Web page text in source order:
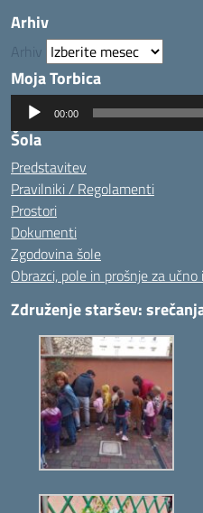
Arhiv
Arhiv
Moja Torbica
Predvajalnik
zvoka
00:00
Šola
Predstavitev
Pravilniki / Regolamenti
Prostori
Dokumenti
Zgodovina šole
Obrazci, pole in prošnje za
Združenje staršev: